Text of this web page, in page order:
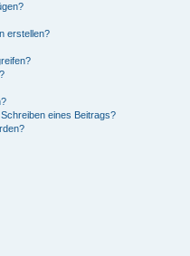
erstellen?
eines Beitrags?